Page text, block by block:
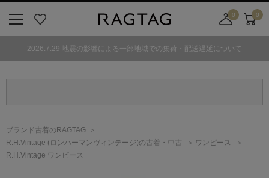
気
0
舗
カ
0
2026.7.29 地震の影響による一部地域での集荷・配送遅延について
ブランド古着のRAGTAG
R.H.Vintage (ロンハーマンヴィンテージ)の古着・中古
ワンピース
R.H.Vintage ワンピース